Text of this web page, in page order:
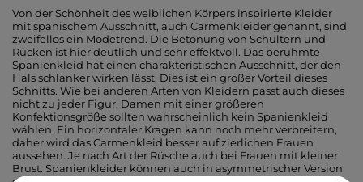
Von der Schönheit des weiblichen Körpers inspirierte Kleider
mit spanischem Ausschnitt, auch Carmenkleider genannt, sind
zweifellos ein Modetrend. Die Betonung von Schultern und
Rücken ist hier deutlich und sehr effektvoll. Das berühmte
Spanienkleid hat einen charakteristischen Ausschnitt, der den
Hals schlanker wirken lässt. Dies ist ein großer Vorteil dieses
Schnitts. Wie bei anderen Arten von Kleidern passt auch dieses
nicht zu jeder Figur. Damen mit einer größeren
Konfektionsgröße sollten wahrscheinlich kein Spanienkleid
wählen. Ein horizontaler Kragen kann noch mehr verbreitern,
daher wird das Carmenkleid besser auf zierlichen Frauen
aussehen. Je nach Art der Rüsche auch bei Frauen mit kleiner
Brust. Spanienkleider können auch in asymmetrischer Version